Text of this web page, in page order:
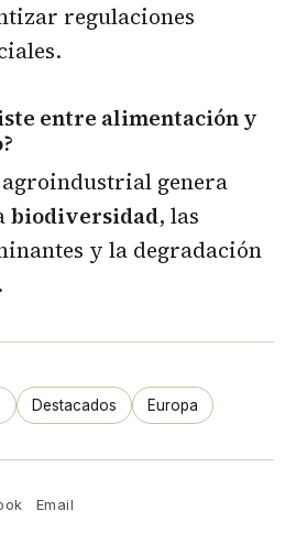
regulaciones
entre alimentación y
genera
biodiversidad, las
y la degradación
Destacados Europa
Email